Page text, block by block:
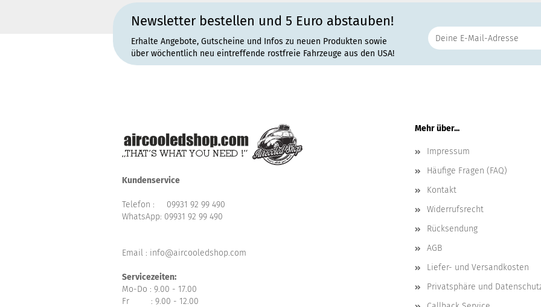
Newsletter bestellen und 5 Euro abstauben!
Erhalte Angebote, Gutscheine und Infos zu neuen Produkten sowie
über wöchentlich neu eintreffende rostfreie Fahrzeuge aus den USA!
Kundenservice
Telefon : 09931 92 99 490
WhatsApp: 09931 92 99 490
Email : info@aircooledshop.com
Servicezeiten:
Mo-Do : 9.00 - 17.00
Fr : 9.00 - 12.00
Mehr über...
Impressum
Häufige Fragen (FAQ)
Kontakt
Widerrufsrecht
Rücksendung
AGB
Liefer- und Versandkosten
Privatsphäre und